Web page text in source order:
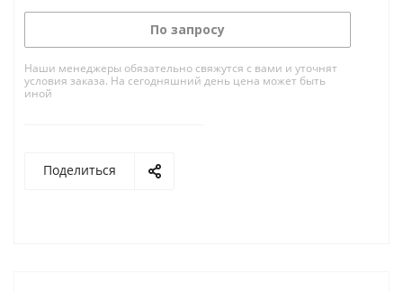
По запросу
Наши менеджеры обязательно свяжутся с вами и уточнят
условия заказа. На сегодняшний день цена может быть
иной
Поделиться